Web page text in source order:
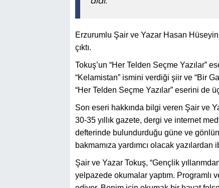
Erzurumlu Şair ve Yazar Hasan
çıktı.
Tokuş’un “Her Telden Seçme Yazılar”
“Kelamistan” ismini verdiği şiir ve “Bir
“Her Telden Seçme Yazılar” eserini de
Son eseri hakkında bilgi veren Şair ve
30-35 yıllık gazete, dergi ve internet
defterinde bulundurduğu güne ve
bakmamıza yardımcı olacak
Şair ve Yazar Tokuş, “Gençlik
yelpazede okumalar yaptım. Programlı